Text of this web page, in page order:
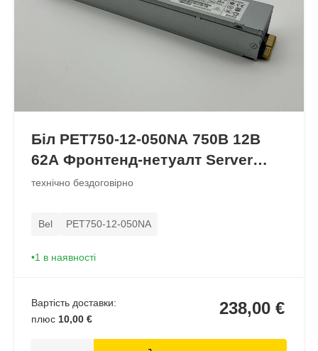
Біл PET750-12-050NA 750В 12В
62А Фронтенд-нетуалт Server
PSU
технічно бездоговірно
Bel PET750-12-050NA
1 в наявності
Вартість доставки:
плюс 10,00 €
238,00 €